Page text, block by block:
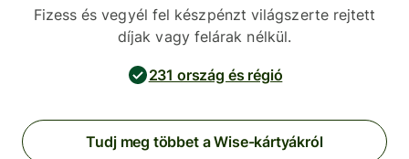
Fizess és vegyél fel készpénzt világszerte rejtett
díjak vagy felárak nélkül.
231 ország és régió
Tudj meg többet a Wise-kártyákról